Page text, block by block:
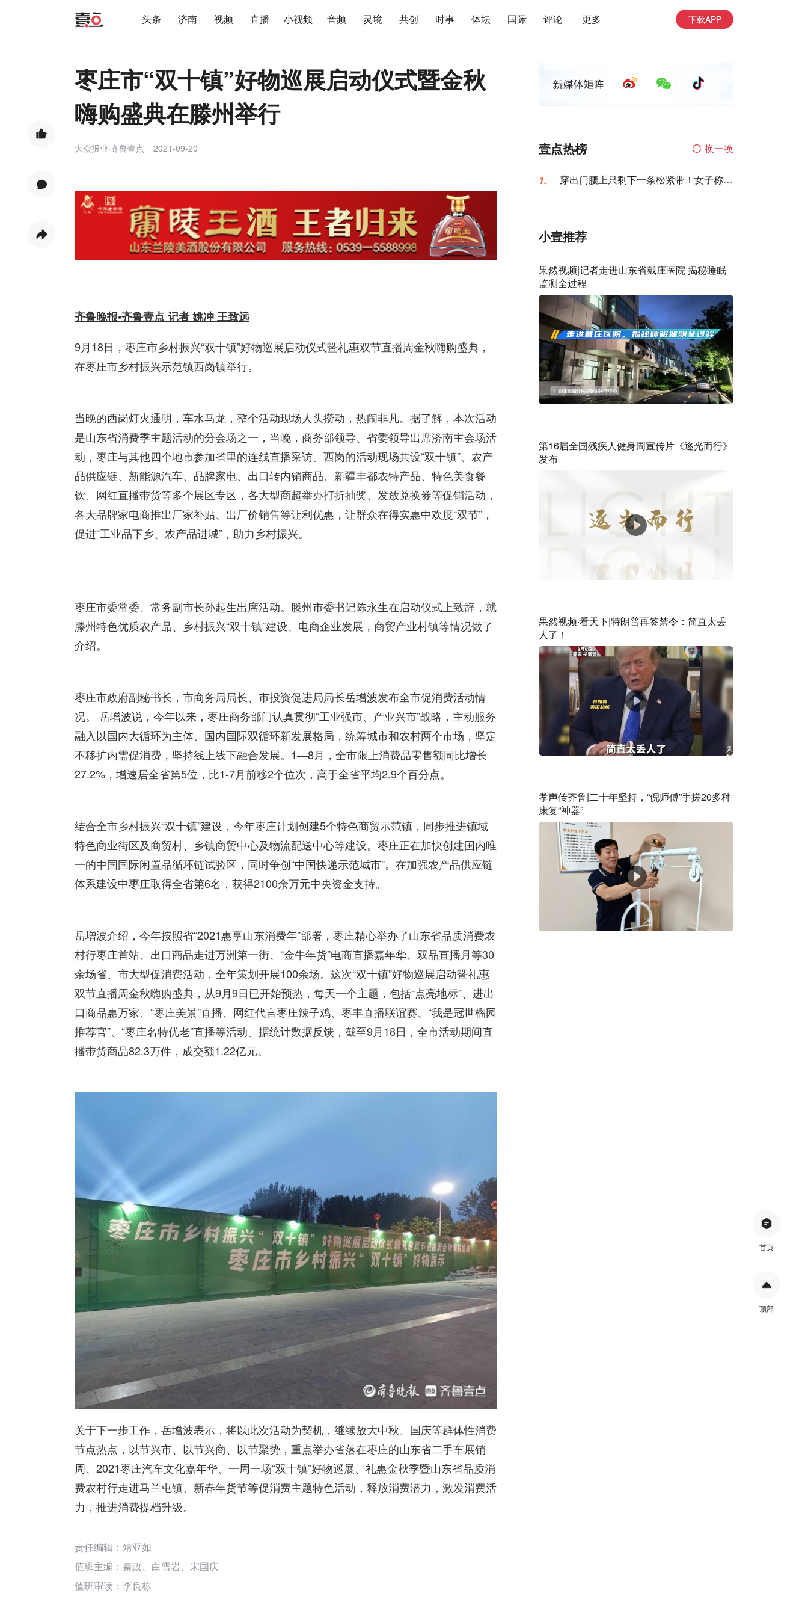
头条 济南 视频 直播 小视频 音频 灵境 共创 时事 体坛 国际 评论 更多 下载APP
枣庄市“双十镇”好物巡展启动仪式暨金秋
嗨购盛典在滕州举行
大众报业·齐鲁壹点 2021-09-20
齐鲁晚报•齐鲁壹点 记者 姚冲 王致远
9月18日，枣庄市乡村振兴“双十镇”好物巡展启动仪式暨礼惠双节直播周金秋嗨购盛典，
在枣庄市乡村振兴示范镇西岗镇举行。
当晚的西岗灯火通明，车水马龙，整个活动现场人头攒动，热闹非凡。据了解，本次活动
是山东省消费季主题活动的分会场之一，当晚，商务部领导、省委领导出席济南主会场活
动，枣庄与其他四个地市参加省里的连线直播采访。西岗的活动现场共设“双十镇”、农产
品供应链、新能源汽车、品牌家电、出口转内销商品、新疆丰都农特产品、特色美食餐
饮、网红直播带货等多个展区专区，各大型商超举办打折抽奖、发放兑换券等促销活动，
各大品牌家电商推出厂家补贴、出厂价销售等让利优惠，让群众在得实惠中欢度“双节”，
促进“工业品下乡、农产品进城”，助力乡村振兴。
枣庄市委常委、常务副市长孙起生出席活动。滕州市委书记陈永生在启动仪式上致辞，就
滕州特色优质农产品、乡村振兴“双十镇”建设、电商企业发展，商贸产业村镇等情况做了
介绍。
枣庄市政府副秘书长，市商务局局长、市投资促进局局长岳增波发布全市促消费活动情
况。 岳增波说，今年以来，枣庄商务部门认真贯彻“工业强市、产业兴市”战略，主动服务
融入以国内大循环为主体、国内国际双循环新发展格局，统筹城市和农村两个市场，坚定
不移扩内需促消费，坚持线上线下融合发展。1—8月，全市限上消费品零售额同比增长
27.2%，增速居全省第5位，比1-7月前移2个位次，高于全省平均2.9个百分点。
结合全市乡村振兴“双十镇”建设，今年枣庄计划创建5个特色商贸示范镇，同步推进镇域
特色商业街区及商贸村、乡镇商贸中心及物流配送中心等建设。枣庄正在加快创建国内唯
一的中国国际闲置品循环链试验区，同时争创“中国快递示范城市”。在加强农产品供应链
体系建设中枣庄取得全省第6名，获得2100余万元中央资金支持。
岳增波介绍，今年按照省“2021惠享山东消费年”部署，枣庄精心举办了山东省品质消费农
村行枣庄首站、出口商品走进万洲第一街、“金牛年货”电商直播嘉年华、双品直播月等30
余场省、市大型促消费活动，全年策划开展100余场。这次“双十镇”好物巡展启动暨礼惠
双节直播周金秋嗨购盛典，从9月9日已开始预热，每天一个主题，包括“点亮地标”、进出
口商品惠万家、“枣庄美景”直播、网红代言枣庄辣子鸡、枣丰直播联谊赛、“我是冠世榴园
推荐官”、“枣庄名特优老”直播等活动。据统计数据反馈，截至9月18日，全市活动期间直
播带货商品82.3万件，成交额1.22亿元。
关于下一步工作，岳增波表示，将以此次活动为契机，继续放大中秋、国庆等群体性消费
节点热点，以节兴市、以节兴商、以节聚势，重点举办省落在枣庄的山东省二手车展销
周、2021枣庄汽车文化嘉年华、一周一场“双十镇”好物巡展、礼惠金秋季暨山东省品质消
费农村行走进马兰屯镇、新春年货节等促消费主题特色活动，释放消费潜力，激发消费活
力，推进消费提档升级。
责任编辑：靖亚如
值班主编： 秦政、 白雪岩、 宋国庆
值班审读：李良栋
壹点热榜 换一换
1.
穿出门腰上只剩下一条松紧带！女子称名
小壹推荐
果然视频|记者走进山东省戴庄医院 揭秘睡眠
监测全过程
第16届全国残疾人健身周宣传片《逐光而行》
发布
果然视频·看天下|特朗普再签禁令：简直太丢
人了！
孝声传齐鲁|二十年坚持，“倪师傅”手搓20多种
康复“神器”
首页
顶部